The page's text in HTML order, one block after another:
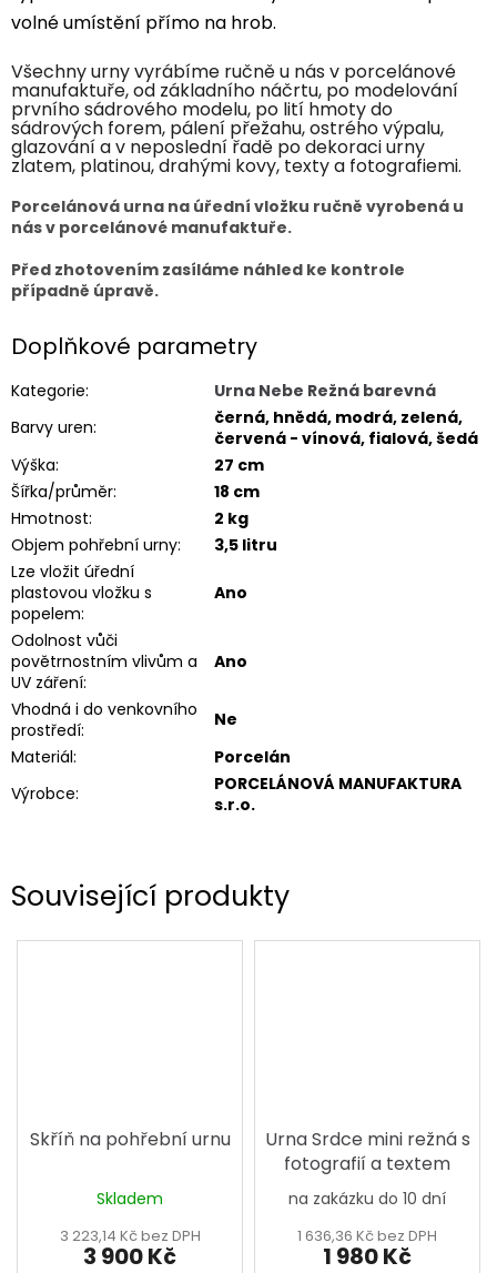
Související produkty
Skříň na pohřební urnu
Skladem
3 223,14 Kč bez DPH
3 900 Kč
Urna Srdce mini režná s
fotografií a textem
na zakázku do 10 dní
1 636,36 Kč bez DPH
1 980 Kč
volné umístění přímo na hrob.
Všechny urny vyrábíme ručně u nás v porcelánové
manufaktuře, od základního náčrtu, po modelování
prvního sádrového modelu, po lití hmoty do
sádrových forem, pálení přežahu, ostrého výpalu,
glazování a v neposlední řadě po dekoraci urny
zlatem, platinou, drahými kovy, texty a fotografiemi.
Porcelánová urna na úřední vložku ručně vyrobená u
nás v porcelánové manufaktuře.
Před zhotovením zasíláme náhled ke kontrole
případně úpravě.
Doplňkové parametry
Kategorie:
Urna Nebe Režná barevná
Barvy uren:
černá, hnědá, modrá, zelená,
červená - vínová, fialová, šedá
Výška:
27 cm
Šířka/průměr:
18 cm
Hmotnost:
2 kg
Objem pohřební urny:
3,5 litru
Lze vložit úřední
plastovou vložku s
popelem:
Ano
Odolnost vůči
povětrnostním vlivům a
UV záření:
Ano
Vhodná i do venkovního
prostředí:
Ne
Materiál:
Porcelán
Výrobce:
PORCELÁNOVÁ MANUFAKTURA
s.r.o.